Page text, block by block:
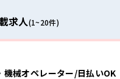
求人(1~20件)
機械オペレーター/日払いOK